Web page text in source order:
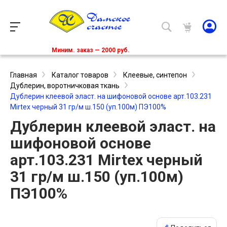
Миним. заказ — 2000 руб.
Главная Каталог товаров
Клеевые, синтепон
Дублерин, воротничковая ткань
Дублерин клеевой эласт. на шифоновой основе арт.103.231
Mirtex черный 31 гр/м ш.150 (уп.100м) ПЭ100%
Дублерин клеевой эласт. на
шифоновой основе
арт.103.231 Mirtex черный
31 гр/м ш.150 (уп.100м)
ПЭ100%